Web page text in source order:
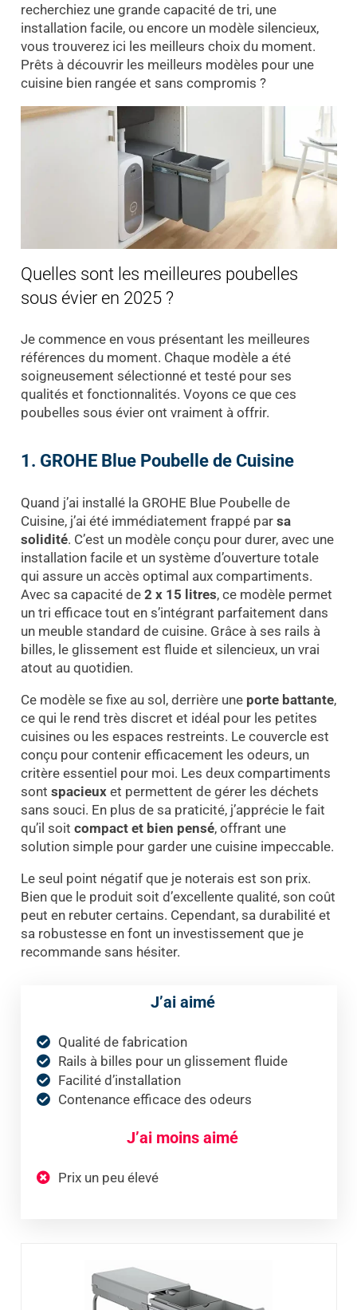
recherchiez une grande capacité de tri, une
installation facile, ou encore un modèle silencieux,
vous trouverez ici les meilleurs choix du moment.
Prêts à découvrir les meilleurs modèles pour une
cuisine bien rangée et sans compromis ?
Quelles sont les meilleures poubelles
sous évier en 2025 ?
Je commence en vous présentant les meilleures
références du moment. Chaque modèle a été
soigneusement sélectionné et testé pour ses
qualités et fonctionnalités. Voyons ce que ces
poubelles sous évier ont vraiment à offrir.
1. GROHE Blue Poubelle de Cuisine
Quand j’ai installé la GROHE Blue Poubelle de
Cuisine, j’ai été immédiatement frappé par sa
solidité. C’est un modèle conçu pour durer, avec une
installation facile et un système d’ouverture totale
qui assure un accès optimal aux compartiments.
Avec sa capacité de 2 x 15 litres, ce modèle permet
un tri efficace tout en s’intégrant parfaitement dans
un meuble standard de cuisine. Grâce à ses rails à
billes, le glissement est fluide et silencieux, un vrai
atout au quotidien.
Ce modèle se fixe au sol, derrière une porte battante,
ce qui le rend très discret et idéal pour les petites
cuisines ou les espaces restreints. Le couvercle est
conçu pour contenir efficacement les odeurs, un
critère essentiel pour moi. Les deux compartiments
sont spacieuxet permettent de gérer les déchets
sans souci. En plus de sa praticité, j’apprécie le fait
qu’il soit compact et bien pensé, offrant une
solution simple pour garder une cuisine impeccable.
Le seul point négatif que je noterais est son prix.
Bien que le produit soit d’excellente qualité, son coût
peut en rebuter certains. Cependant, sa durabilité et
sa robustesse en font un investissement que je
recommande sans hésiter.
J’ai aimé
Qualité de fabrication
Rails à billes pour un glissement fluide
Facilité d’installation
Contenance efficace des odeurs
J’ai moins aimé
Prix un peu élevé